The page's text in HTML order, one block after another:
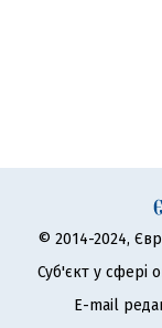
© 2014-2024,
Суб'єкт у сфері
E-mail